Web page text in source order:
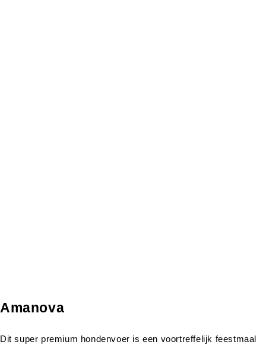
Amanova
Dit super premium hondenvoer is een voortreffelijk feestmaal